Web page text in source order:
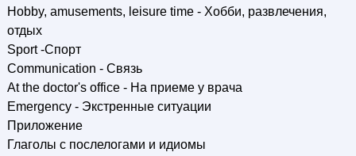
Hobby, amusements, leisure time - Хобби, развлечения,
отдых
Sport -Спорт
Communication - Связь
At the doctor's office - На приеме у врача
Emergency - Экстренные ситуации
Приложение
Глаголы с послелогами и идиомы